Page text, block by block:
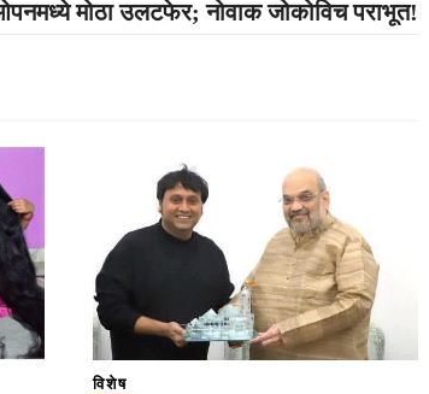
मोठा उलटफेर; नोवाक जोकोविच पराभूत!
विशेष